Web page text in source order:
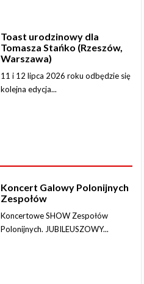
Toast urodzinowy dla
Tomasza Stańko (Rzeszów,
Warszawa)
11 i 12 lipca 2026 roku odbędzie się
kolejna edycja...
Koncert Galowy Polonijnych
Zespołów
Koncertowe SHOW Zespołów
Polonijnych. JUBILEUSZOWY...